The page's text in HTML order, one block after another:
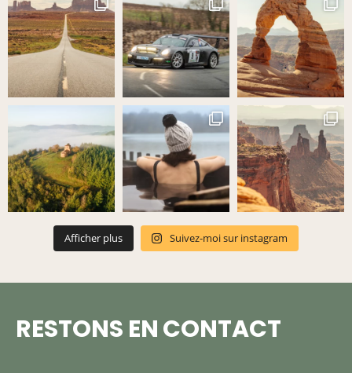
Afficher plus Suivez-moi sur instagram
RESTONS EN CONTACT